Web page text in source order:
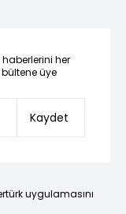
her
üye
Kaydet
uygulamasını